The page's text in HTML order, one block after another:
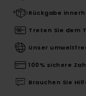
Rückgabe
Treten Sie dem
Unser
100% sichere
Brauchen Sie